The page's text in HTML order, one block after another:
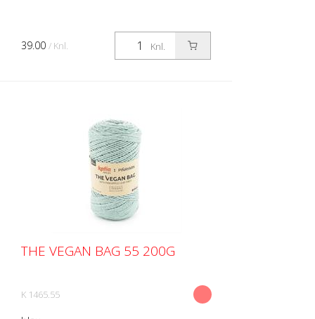
Knl.
39.00 / Knl.
THE VEGAN BAG 55 200G
K 1465.55